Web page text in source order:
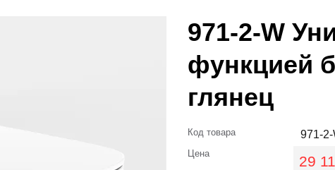
971-2-W
функцией
глянец
Код товара 971-2-
Цена
29